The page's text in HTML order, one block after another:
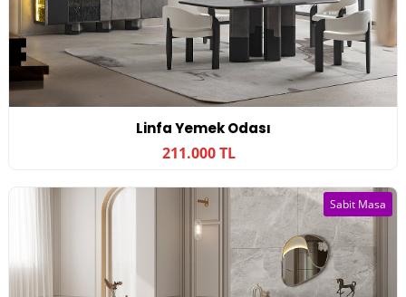
Linfa Yemek Odası
211.000 TL
Sabit Masa